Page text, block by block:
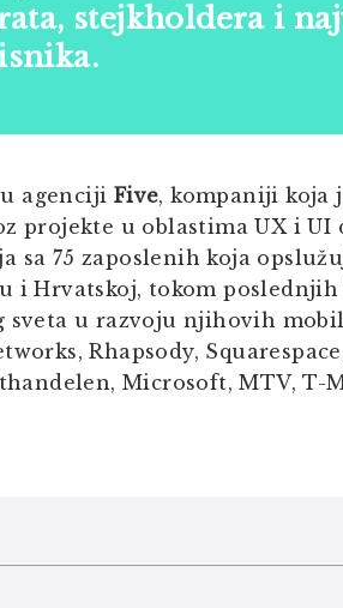
stejkholdera i
agenciji Five, kompaniji koja
projekte u oblastima UX i UI
75 zaposlenih koja
Hrvatskoj, tokom poslednjih
sveta u razvoju njihovih
Rhapsody,
Microsoft, MTV, T-